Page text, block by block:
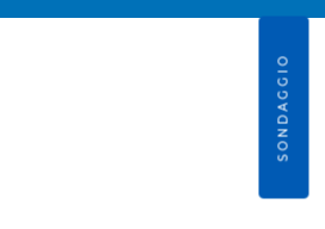
SONDAGGIO